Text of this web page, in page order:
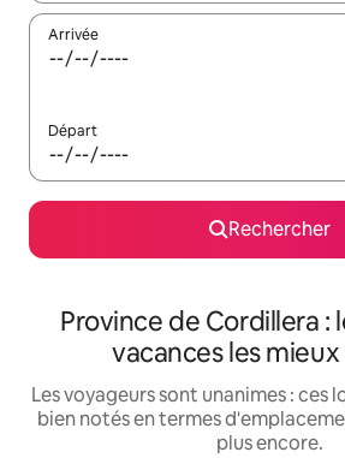
Arrivée
Départ
Rechercher
Province de Cordillera :
vacances les
Les voyageurs sont unanimes : ces
bien notés en termes
plus encore.